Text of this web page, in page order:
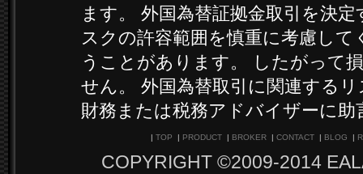
ます。 外国為替証拠金取引を決
スクの許容範囲を慎重に考慮し
うことがあります。 したがって
せん。 外国為替取引に関連する
財務または税務アドバイザーに
| TOP | PRODUCT | BROKER | CONTACT | BLOG |
COPYRIGHT ©2009-2014